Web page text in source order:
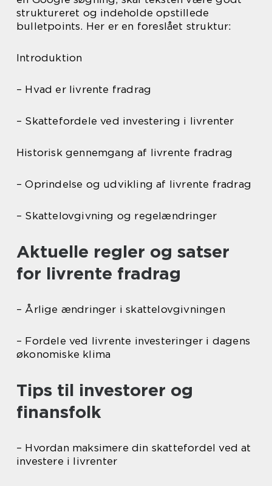
struktureret og indeholde opstillede
bulletpoints. Her er en foreslået struktur:
Introduktion
– Hvad er livrente fradrag
– Skattefordele ved investering i livrenter
Historisk gennemgang af livrente fradrag
– Oprindelse og udvikling af livrente fradrag
– Skattelovgivning og regelændringer
Aktuelle regler og satser
for livrente fradrag
– Årlige ændringer i skattelovgivningen
– Fordele ved livrente investeringer i dagens
økonomiske klima
Tips til investorer og
finansfolk
– Hvordan maksimere din skattefordel ved at
investere i livrenter